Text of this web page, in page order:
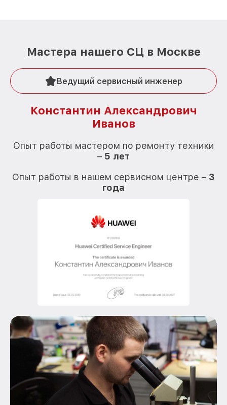
Мастера нашего СЦ в Москве
Ведущий сервисный инженер
Константин Александрович
Иванов
Опыт работы мастером по ремонту техники
– 5 лет
Опыт работы в нашем сервисном центре – 3
года